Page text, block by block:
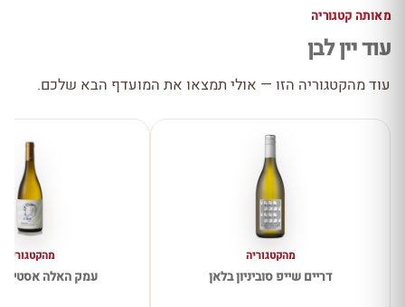
מאותה קטגוריה
עוד יין לבן
עוד מהקטגוריה הזו — אולי תמצאו את המועדף הבא שלכם.
מהקטגוריה
דריים שייפ סוביניון בלאן
מהקטגוריה
עמק האלה אסטייט